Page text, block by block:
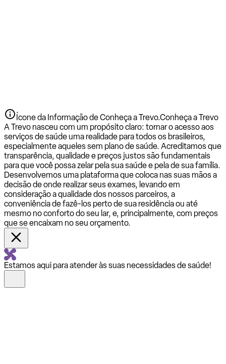
Ícone da Informação de Conheça a Trevo.Conheça a Trevo
A Trevo nasceu com um propósito claro: tornar o acesso aos
serviços de saúde uma realidade para todos os brasileiros,
especialmente aqueles sem plano de saúde. Acreditamos que
transparência, qualidade e preços justos são fundamentais
para que você possa zelar pela sua saúde e pela de sua família.
Desenvolvemos uma plataforma que coloca nas suas mãos a
decisão de onde realizar seus exames, levando em
consideração a qualidade dos nossos parceiros, a
conveniência de fazê-los perto de sua residência ou até
mesmo no conforto do seu lar, e, principalmente, com preços
que se encaixam no seu orçamento.
Estamos aqui para atender às suas necessidades de saúde!